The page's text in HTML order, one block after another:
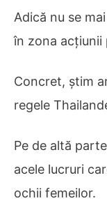
Adică nu se
în zona acțiunii
Concret, știm
regele
Pe de altă
acele lucruri
ochii femeilor.